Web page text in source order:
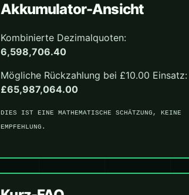
Akkumulator-Ansicht
Kombinierte Dezimalquoten:
6,598,706.40
Mögliche Rückzahlung bei £10.00 Einsatz:
£65,987,064.00
DIES IST EINE MATHEMATISCHE SCHÄTZUNG, KEINE
EMPFEHLUNG.